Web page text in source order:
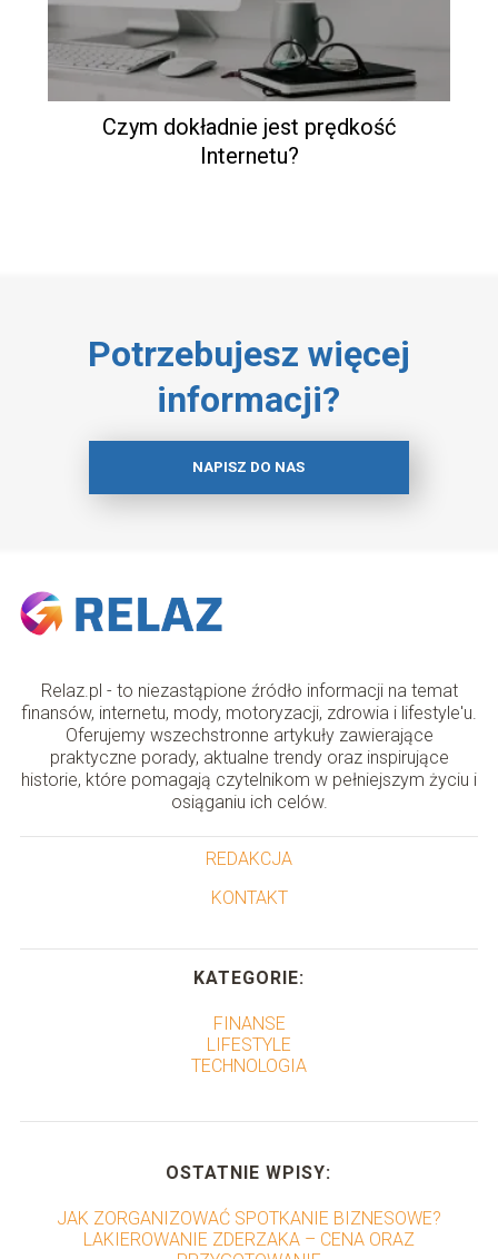
Czym dokładnie jest prędkość
Internetu?
Potrzebujesz więcej
informacji?
NAPISZ DO NAS
Relaz.pl - to niezastąpione źródło informacji na temat
finansów, internetu, mody, motoryzacji, zdrowia i lifestyle'u.
Oferujemy wszechstronne artykuły zawierające
praktyczne porady, aktualne trendy oraz inspirujące
historie, które pomagają czytelnikom w pełniejszym życiu i
osiąganiu ich celów.
REDAKCJA
KONTAKT
KATEGORIE:
FINANSE
LIFESTYLE
TECHNOLOGIA
OSTATNIE WPISY:
JAK ZORGANIZOWAĆ SPOTKANIE BIZNESOWE?
LAKIEROWANIE ZDERZAKA – CENA ORAZ